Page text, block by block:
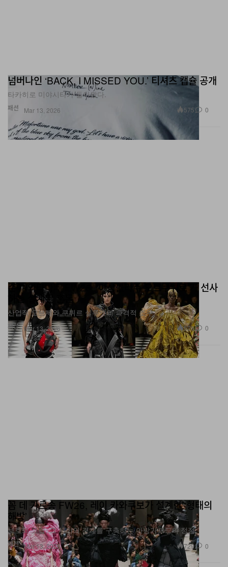
패션
넘버나인 ‘BACK, I MISSED YOU.’ 티셔츠 캡슐 공개
타카히로 미야시타가 돌아왔다.
Mar 13, 2026 575 0
패션
준야 와타나베 FW26, ‘아상블라주 오트쿠튀르’가 선사
하는 설계된 혼돈
산업적 오브제와 쿠튀르 실루엣의 파격적 조우
Mar 13, 2026 528 0
패션
꼼 데 가르송 FW26, 레이 카와쿠보가 설계한 ‘형태의
해방’
보호와 고립, 그 사이의 경계를 구축하는 아방가르드의 정점
Mar 13, 2026 729 0